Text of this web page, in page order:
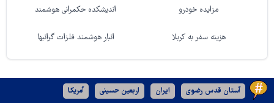
مزایده خودرو اندیشکده حکمرانی هوشمند
هزینه سفر به کربلا انبار هوشمند فلزات گرانبها
آستان قدس رضوی ایران اربعین حسینی آمریکا